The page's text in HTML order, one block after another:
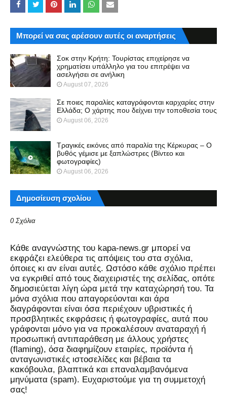
Μπορεί να σας αρέσουν αυτές οι αναρτήσεις
Σοκ στην Κρήτη: Τουρίστας επιχείρησε να
χρηματίσει υπάλληλο για του επιτρέψει να
ασελγήσει σε ανήλικη
August 07, 2026
Σε ποιες παραλίες καταγράφονται καρχαρίες στην
Ελλάδα; Ο χάρτης που δείχνει την τοποθεσία τους
August 06, 2026
Τραγικές εικόνες από παραλία της Κέρκυρας – Ο
βυθός γέμισε με ξαπλώστρες (Βίντεο και
φωτογραφίες)
August 06, 2026
Δημοσίευση σχολίου
0 Σχόλια
Kάθε αναγνώστης του kapa-news.gr μπορεί να
εκφράζει ελεύθερα τις απόψεις του στα σχόλια,
όποιες κι αν είναι αυτές. Ωστόσο κάθε σχόλιο πρέπει
να εγκριθεί από τους διαχειριστές της σελίδας, οπότε
δημοσιεύεται λίγη ώρα μετά την καταχώρησή του. Τα
μόνα σχόλια που απαγορεύονται και άρα
διαγράφονται είναι όσα περιέχουν υβριστικές ή
προσβλητικές εκφράσεις ή φωτογραφίες, αυτά που
γράφονται μόνο για να προκαλέσουν αναταραχή ή
προσωπική αντιπαράθεση με άλλους χρήστες
(flaming), όσα διαφημίζουν εταιρίες, προϊόντα ή
ανταγωνιστικές ιστοσελίδες και βέβαια τα
κακόβουλα, βλαπτικά και επαναλαμβανόμενα
μηνύματα (spam). Ευχαριστούμε για τη συμμετοχή
σας!